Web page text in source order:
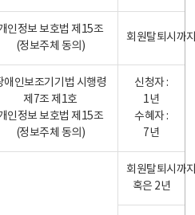
인정보 보호법 제15조
(정보주체 동의)
회원탈퇴시까
애인보조기기법 시행령
제7조 제1호
인정보 보호법 제15조
(정보주체 동의)
신청자 :
1년
수혜자 :
7년
회원탈퇴시까
혹은 2년